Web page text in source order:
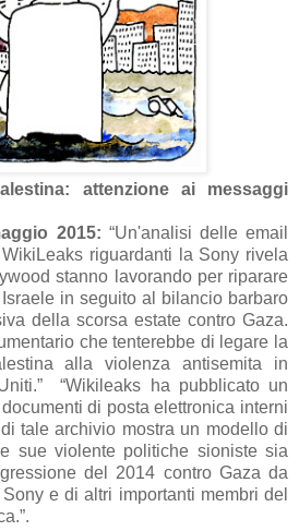
attenzione ai messaggi
2015: “Un'analisi delle email
riguardanti la Sony rivela
stanno lavorando per riparare
in seguito al bilancio barbaro
della scorsa estate contro Gaza.
che tenterebbe di legare la
alla violenza antisemita in
“Wikileaks ha pubblicato un
di posta elettronica interni
tale archivio mostra un modello di
sue violente politiche sioniste sia
del 2014 contro Gaza da
e di altri importanti membri del